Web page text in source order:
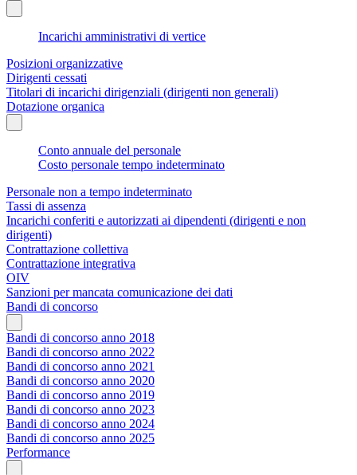
Incarichi amministrativi di vertice
Posizioni organizzative
Dirigenti cessati
Titolari di incarichi dirigenziali (dirigenti non generali)
Dotazione organica
Conto annuale del personale
Costo personale tempo indeterminato
Personale non a tempo indeterminato
Tassi di assenza
Incarichi conferiti e autorizzati ai dipendenti (dirigenti e non
dirigenti)
Contrattazione collettiva
Contrattazione integrativa
OIV
Sanzioni per mancata comunicazione dei dati
Bandi di concorso
Bandi di concorso anno 2018
Bandi di concorso anno 2022
Bandi di concorso anno 2021
Bandi di concorso anno 2020
Bandi di concorso anno 2019
Bandi di concorso anno 2023
Bandi di concorso anno 2024
Bandi di concorso anno 2025
Performance